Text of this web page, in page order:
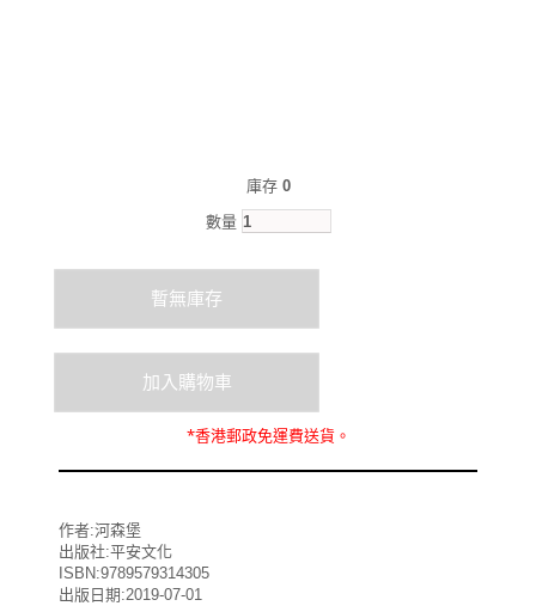
庫存 0
數量
*香港郵政免運費送貨。
作者:河森堡
出版社:平安文化
ISBN:9789579314305
出版日期:2019-07-01